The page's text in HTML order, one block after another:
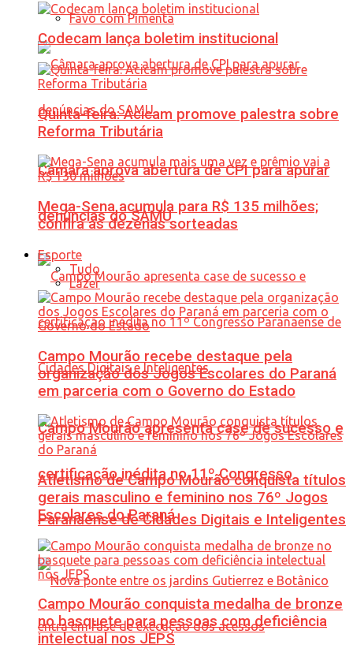
Favo com Pimenta
Câmara aprova abertura de CPI para apurar
denúncias do SAMU
Campo Mourão apresenta case de sucesso e
certificação inédita no 11º Congresso
Paranaense de Cidades Digitais e Inteligentes
Codecam lança boletim institucional
Quinta-feira: Acicam promove palestra sobre
Reforma Tributária
Mega-Sena acumula para R$ 135 milhões;
confira as dezenas sorteadas
Esporte
Tudo
Lazer
Campo Mourão recebe destaque pela
organização dos Jogos Escolares do Paraná
em parceria com o Governo do Estado
Atletismo de Campo Mourão conquista títulos
gerais masculino e feminino nos 76º Jogos
Escolares do Paraná
Campo Mourão conquista medalha de bronze
no basquete para pessoas com deficiência
intelectual nos JEPS